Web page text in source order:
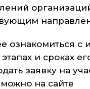
ознакомиться с
этапах и сроках
заявку на
на сайте